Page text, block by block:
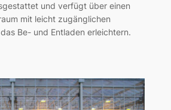
und verfügt über einen
mit leicht zugänglichen
Be- und Entladen erleichtern.